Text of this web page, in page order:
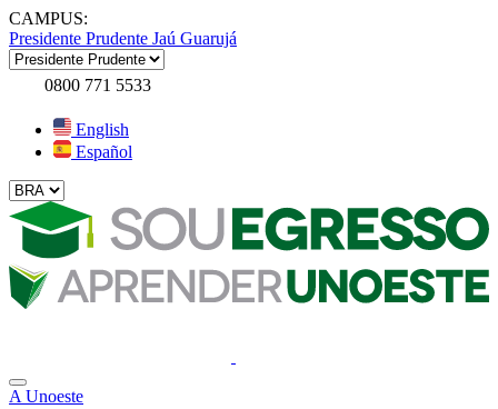
CAMPUS:
Presidente Prudente Jaú Guarujá
0800 771 5533
English
Español
A Unoeste